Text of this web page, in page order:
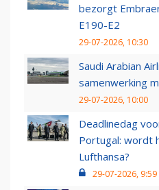
bezorgt
E190-E2
29-07-2026, 10:30
Saudi Arabian
samenwerking
29-07-2026, 10:00
Deadlinedag
Portugal: wordt
Lufthansa?
29-07-2026, 9:59